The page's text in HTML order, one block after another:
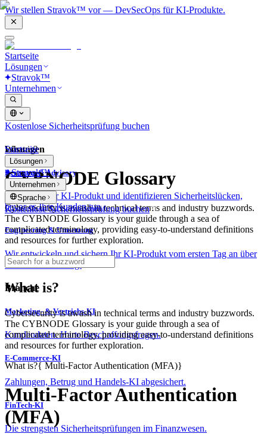
Wir stellen Stravok™ vor — DevSecOps für KI-Produkte.
Startseite
Lösungen
Stravok™
Unternehmen
Kostenlose Sicherheitsprüfung buchen
Lösungen
Beratung & Advisory
Wir prüfen Ihr KI-Produkt und identifizieren Sicherheitslücken,
bevor es Ihre Kunden tun.
Engineering & Umsetzung
Wir entwickeln und sichern Ihr KI-Produkt vom ersten Tag an über
alle Ebenen hinweg.
Branche
Marketing- & Vertriebs-KI
Kundendaten. Harte Beschaffungsfragen.
E-Commerce-KI
Zahlungen, Betrug und Handels-KI abgesichert.
FinTech-KI
Die strengsten Sicherheitsprüfungen im Finanzwesen.
Startseite
Lösungen
Stravok™
Unternehmen
Sprache
Kostenlose Sicherheitsprüfung buchen
What is?
CYBNODE Glossary
Cybersecurity is awash in technical terms and industry buzzwords.
The CYBNODE Glossary is your guide through a sea of
complicated terminology, providing easy-to-understand definitions
and resources for further exploration.
What is?
Cybersecurity is awash in technical terms and industry buzzwords.
The CYBNODE Glossary is your guide through a sea of
complicated terminology, providing easy-to-understand definitions
and resources for further exploration.
What is?{ Multi-Factor Authentication (MFA)}
Multi-Factor Authentication
(MFA)